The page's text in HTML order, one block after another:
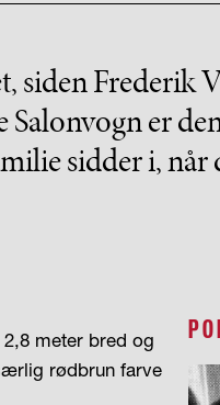
siden
er
sidder i, når
meter bred og
rødbrun farve